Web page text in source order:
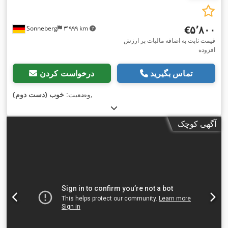
Sonneberg ۳٬۹۹۹ km ‎€۵٬۸۰۰
قیمت ثابت به اضافه مالیات بر ارزش
افزوده
درخواست کردن تماس بگیرید
وضعیت: خوب (دست دوم) ,
آگهی کوچک